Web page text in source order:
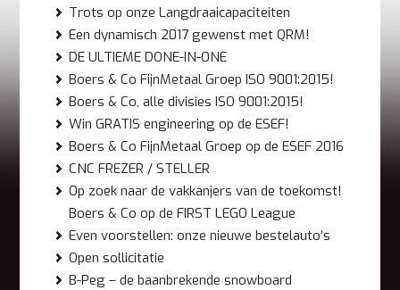
Trots op onze Langdraaicapaciteiten
Een dynamisch 2017 gewenst met QRM!
DE ULTIEME DONE-IN-ONE
Boers & Co FijnMetaal Groep ISO 9001:2015!
Boers & Co, alle divisies ISO 9001:2015!
Win GRATIS engineering op de ESEF!
Boers & Co FijnMetaal Groep op de ESEF 2016
CNC FREZER / STELLER
Op zoek naar de vakkanjers van de toekomst!
Boers & Co op de FIRST LEGO League
Even voorstellen: onze nieuwe bestelauto’s
Open sollicitatie
B-Peg – de baanbrekende snowboard